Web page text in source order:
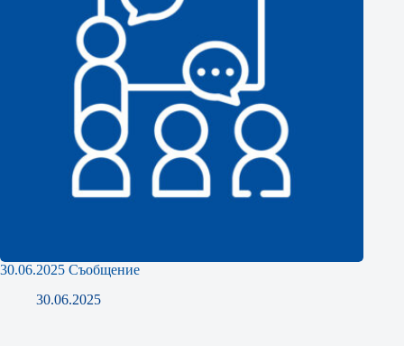
30.06.2025 Съобщение
30.06.2025